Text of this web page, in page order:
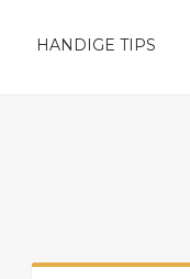
HANDIGE TIPS